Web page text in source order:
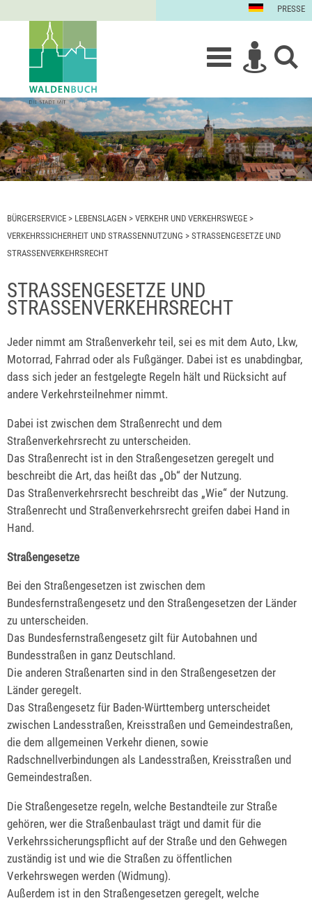
PRESSE
BÜRGERSERVICE > LEBENSLAGEN > VERKEHR UND VERKEHRSWEGE >
VERKEHRSSICHERHEIT UND STRASSENNUTZUNG
> STRASSENGESETZE UND S
TRASSENVERKEHRSRECHT
STRASSENGESETZE UND S
TRASSENVERKEHRSRECHT
Jeder nimmt am Straßenverkehr teil, sei es mit dem Auto, Lkw,
Motorrad, Fahrrad oder als Fußgänger. Dabei ist es unabdingbar,
dass sich jeder an festgelegte Regeln hält und Rücksicht auf
andere Verkehrsteilnehmer nimmt.
Dabei ist zwischen dem Straßenrecht und dem
Straßenverkehrsrecht zu unterscheiden.
Das Straßenrecht ist in den Straßengesetzen geregelt und
beschreibt die Art, das heißt das „Ob“ der Nutzung.
Das Straßenverkehrsrecht beschreibt das „Wie“ der Nutzung.
Straßenrecht und Straßenverkehrsrecht greifen dabei Hand in
Hand.
Straßengesetze
Bei den Straßengesetzen ist zwischen dem
Bundesfernstraßengesetz und den Straßengesetzen der Länder
zu unterscheiden.
Das Bundesfernstraßengesetz gilt für Autobahnen und
Bundesstraßen in ganz Deutschland.
Die anderen Straßenarten sind in den Straßengesetzen der
Länder geregelt.
Das Straßengesetz für Baden-Württemberg unterscheidet
zwischen Landesstraßen, Kreisstraßen und Gemeindestraßen,
die dem allgemeinen Verkehr dienen, sowie
Radschnellverbindungen als Landesstraßen, Kreisstraßen und
Gemeindestraßen.
Die Straßengesetze regeln, welche Bestandteile zur Straße
gehören, wer die Straßenbaulast trägt und damit für die
Verkehrssicherungspflicht auf der Straße und den Gehwegen
zuständig ist und wie die Straßen zu öffentlichen
Verkehrswegen werden (Widmung).
Außerdem ist in den Straßengesetzen geregelt, welche